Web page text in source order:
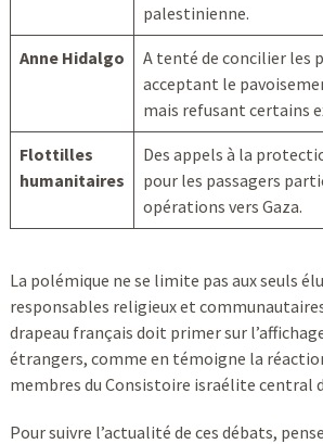
palestinienne.
Anne Hidalgo
A tenté de concilier les
acceptant le
mais refusant certains
Flottilles
humanitaires
Des appels à la
pour les passagers
opérations vers Gaza.
La polémique ne se limite pas aux seuls
responsables religieux et
drapeau français doit primer sur
étrangers, comme en témoigne la
membres du Consistoire israélite central
Pour suivre l’actualité de ces débats,